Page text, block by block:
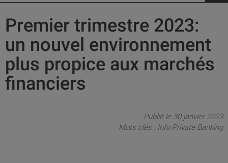
Premier trimestre 2023:
un nouvel environnement
plus propice aux marchés
financiers
Publié le 30 janvier 2023
Mots clés : Info Private Banking